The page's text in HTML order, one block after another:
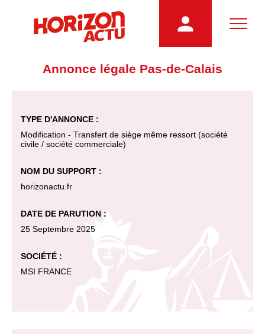
Annonce légale Pas-de-Calais
TYPE D'ANNONCE :
Modification - Transfert de siège même ressort (société
civile / société commerciale)
NOM DU SUPPORT :
horizonactu.fr
DATE DE PARUTION :
25 Septembre 2025
SOCIÉTÉ :
MSI FRANCE